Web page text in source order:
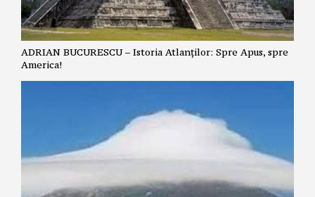
ADRIAN BUCURESCU – Istoria Atlanților: Spre Apus, spre
America!